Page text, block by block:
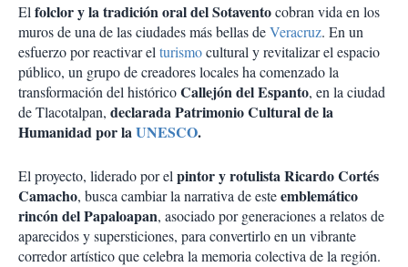
Elfolclor y la tradición oral del Sotaventocobran vida en los
muros de una de las ciudades más bellas deVeracruz. En un
esfuerzo por reactivar elturismocultural y revitalizar el espacio
público, un grupo de creadores locales ha comenzado la
transformación del históricoCallejón del Espanto, en la ciudad
de Tlacotalpan, declarada Patrimonio Cultural de la
Humanidad por laUNESCO.
El proyecto, liderado por elpintor y rotulista Ricardo Cortés
Camacho, busca cambiar la narrativa de esteemblemático
rincón del Papaloapan, asociado por generaciones a relatos de
aparecidos y supersticiones, para convertirlo en un vibrante
corredor artístico que celebra la memoria colectiva de la región.